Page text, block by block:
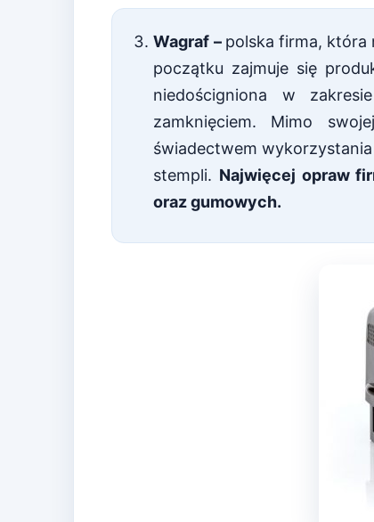
Wagraf – polska firma, która
początku zajmuje się
niedościgniona w
zamknięciem. Mimo
świadectwem
stempli. Najwięcej opraw
oraz gumowych.